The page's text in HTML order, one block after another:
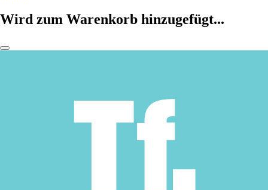
Wird zum Warenkorb hinzugefügt...